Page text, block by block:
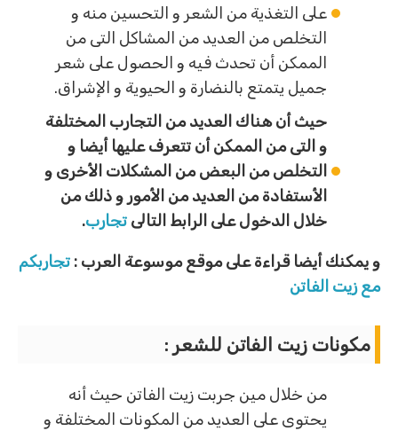
على التغذية من الشعر و التحسين منه و
التخلص من العديد من المشاكل التى من
الممكن أن تحدث فيه و الحصول على شعر
جميل يتمتع بالنضارة و الحيوية و الإشراق.
حيث أن هناك العديد من التجارب المختلفة
و التى من الممكن أن تتعرف عليها أيضا و
التخلص من البعض من المشكلات الأخرى و
الأستفادة من العديد من الأمور و ذلك من
خلال الدخول على الرابط التالى تجارب.
و يمكنك أيضا قراءة على موقع موسوعة العرب : تجاربكم
مع زيت الفاتن
مكونات زيت الفاتن للشعر :
من خلال مين جربت زيت الفاتن حيث أنه
يحتوى على العديد من المكونات المختلفة و